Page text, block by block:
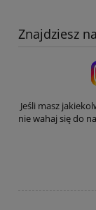
Znajdziesz
Jeśli masz
nie wahaj się do